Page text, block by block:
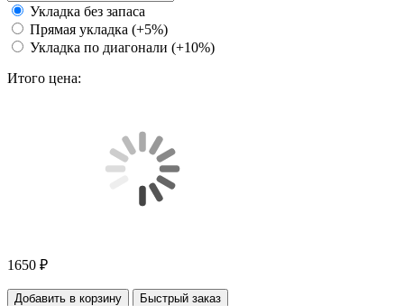
Укладка без запаса
Прямая укладка (+5%)
Укладка по диагонали (+10%)
Итого цена:
1650 ₽
Добавить в корзину
Быстрый заказ